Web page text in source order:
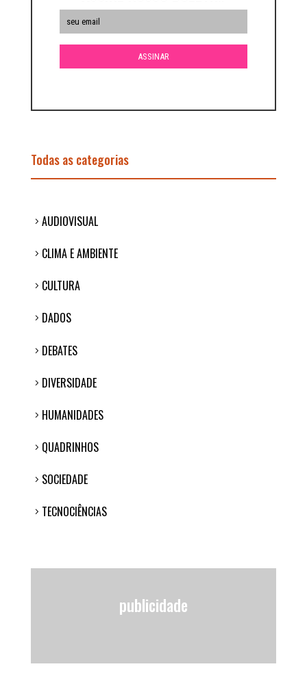
Todas as categorias
AUDIOVISUAL
CLIMA E AMBIENTE
CULTURA
DADOS
DEBATES
DIVERSIDADE
HUMANIDADES
QUADRINHOS
SOCIEDADE
TECNOCIÊNCIAS
publicidade